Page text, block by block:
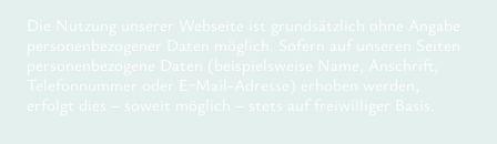
Die Nutzung unserer Webseite ist grundsätzlich ohne Angabe
personenbezogener Daten möglich. Sofern auf unseren Seiten
personenbezogene Daten (beispielsweise Name, Anschrift,
Telefonnummer oder E-Mail-Adresse) erhoben werden,
erfolgt dies – soweit möglich – stets auf freiwilliger Basis.